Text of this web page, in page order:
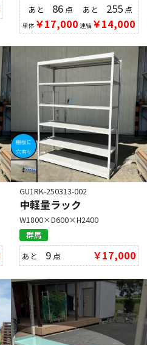
あと 86点
単体 ￥17,000
あと 255点
連結￥14,000
GU1RK-250313-002
中軽量ラック
W1800×D600×H2400
群馬
あと 9 点 ￥17,000